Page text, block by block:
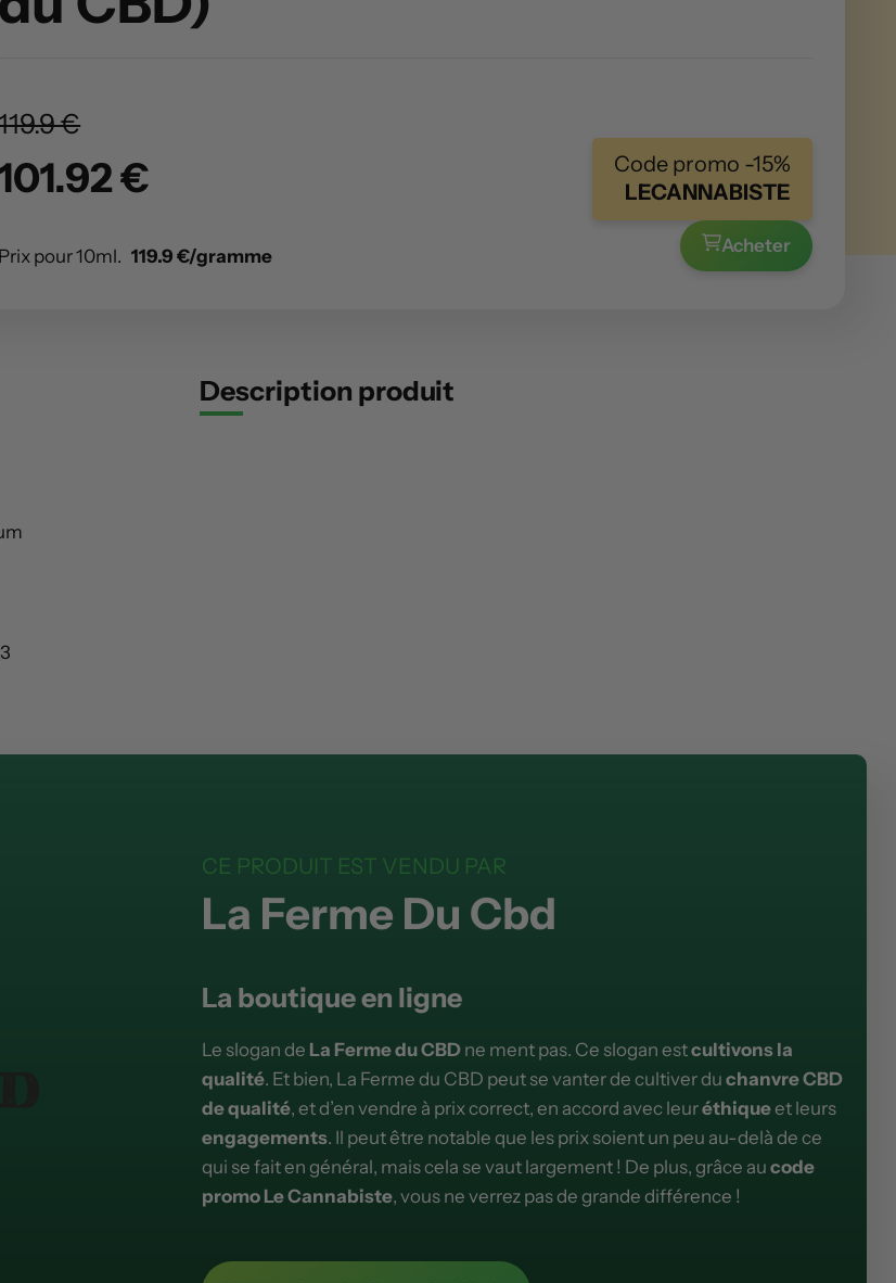
€
€
Prix pour 10ml.119.9 €/gramme
Code promo -15%
LECANNABISTE
Acheter
Description produit
CE PRODUIT EST VENDU PAR
La Ferme Du Cbd
La boutique en ligne
Le slogan de La Ferme du CBDne ment pas. Ce slogan estcultivons la
qualité. Et bien, La Ferme du CBD peut se vanter de cultiver du chanvre CBD
de qualité, et d’en vendre à prix correct, en accord avec leuréthiqueet leurs
engagements. Il peut être notable que les prix soient un peu au-delà de ce
qui se fait en général, mais cela se vaut largement ! De plus, grâce au code
promo Le Cannabiste, vous ne verrez pas de grande différence !